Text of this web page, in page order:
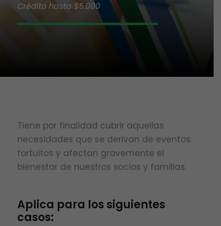
Crédito hasta $5.000
Tiene por finalidad cubrir aquellas
necesidades que se derivan de eventos
fortuitos y afectan gravemente el
bienestar de nuestros socios y familias.
Aplica para los siguientes
casos: